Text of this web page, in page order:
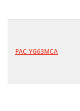
PAC-YG63MCA